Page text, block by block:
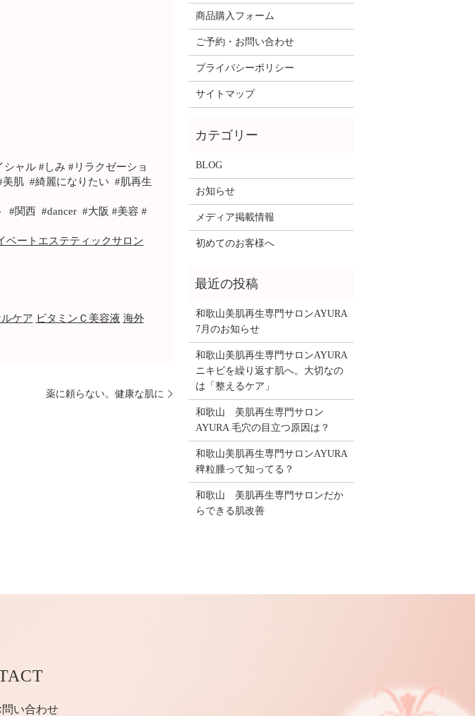
ャル #しみ #リラクゼーショ
肌 #綺麗になりたい #肌再生
#関西 #dancer #大阪 #美容 #
ベートエステティックサロン
ケア ビタミンＣ美容液 海外
薬に頼らない。健康な肌に
商品購入フォーム
ご予約・お問い合わせ
プライバシーポリシー
サイトマップ
BLOG
お知らせ
メディア掲載情報
初めてのお客様へ
和歌山美肌再生専門サロンAYURA
7月のお知らせ
和歌山美肌再生専門サロンAYURA
ニキビを繰り返す肌へ。大切なの
は「整えるケア」
和歌山 美肌再生専門サロン
AYURA 毛穴の目立つ原因は？
和歌山美肌再生専門サロンAYURA
稗粒腫って知ってる？
和歌山 美肌再生専門サロンだか
らできる肌改善
い合わせ